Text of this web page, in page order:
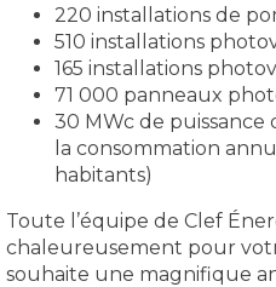
220 installations de
510 installations
165 installations
71 000 panneaux
30 MWc de
la consommation
habitants)
Toute l’équipe de Clef
chaleureusement pour
souhaite une magnifique